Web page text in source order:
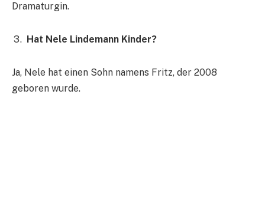
Dramaturgin.
Hat Nele Lindemann Kinder?
Ja, Nele hat einen Sohn namens Fritz, der 2008
geboren wurde.